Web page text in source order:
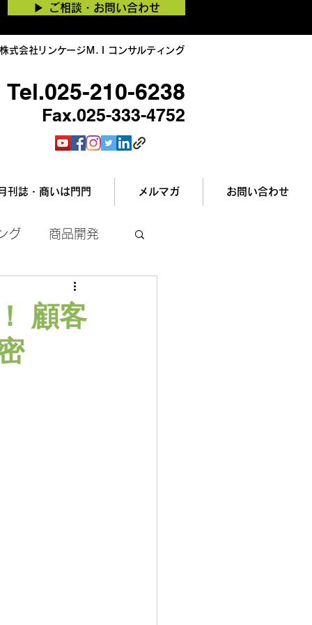
▶︎ ご相談・お問い合わせ
式会社リンケージＭ.Ｉコンサルティング
Tel.025-210-6238
Fax.025-333-4752
刊誌・商いは門門 メルマガ お問い合わせ
グ 商品開発
顧客